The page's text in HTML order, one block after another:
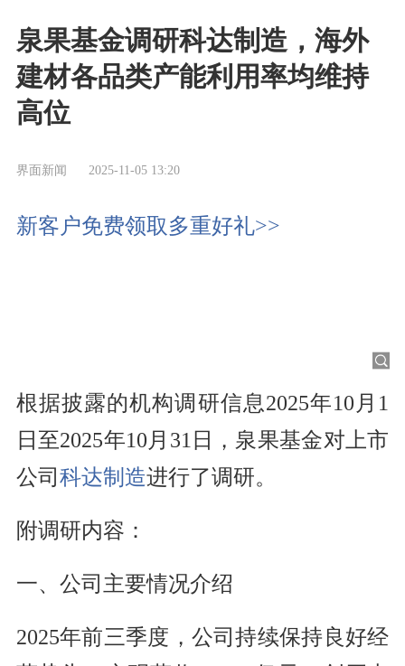
泉果基金调研科达制造，海外
建材各品类产能利用率均维持
高位
界面新闻 2025-11-05 13:20
新客户免费领取多重好礼>>
根据披露的机构调研信息2025年10月1
日至2025年10月31日，泉果基金对上市
公司科达制造进行了调研。
附调研内容：
一、公司主要情况介绍
2025年前三季度，公司持续保持良好经